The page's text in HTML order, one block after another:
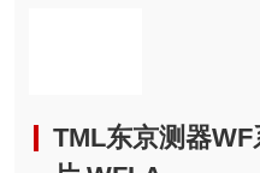
TML东京测器